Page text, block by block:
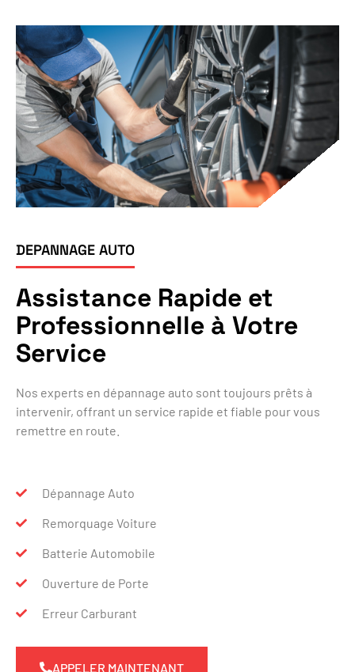
DEPANNAGE AUTO
Assistance Rapide et
Professionnelle à Votre
Service
Nos experts en dépannage auto sont toujours prêts à
intervenir, offrant un service rapide et fiable pour vous
remettre en route.
Dépannage Auto
Remorquage Voiture
Batterie Automobile
Ouverture de Porte
Erreur Carburant
APPELER MAINTENANT